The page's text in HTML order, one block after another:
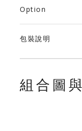
Option
包裝說明
組合圖